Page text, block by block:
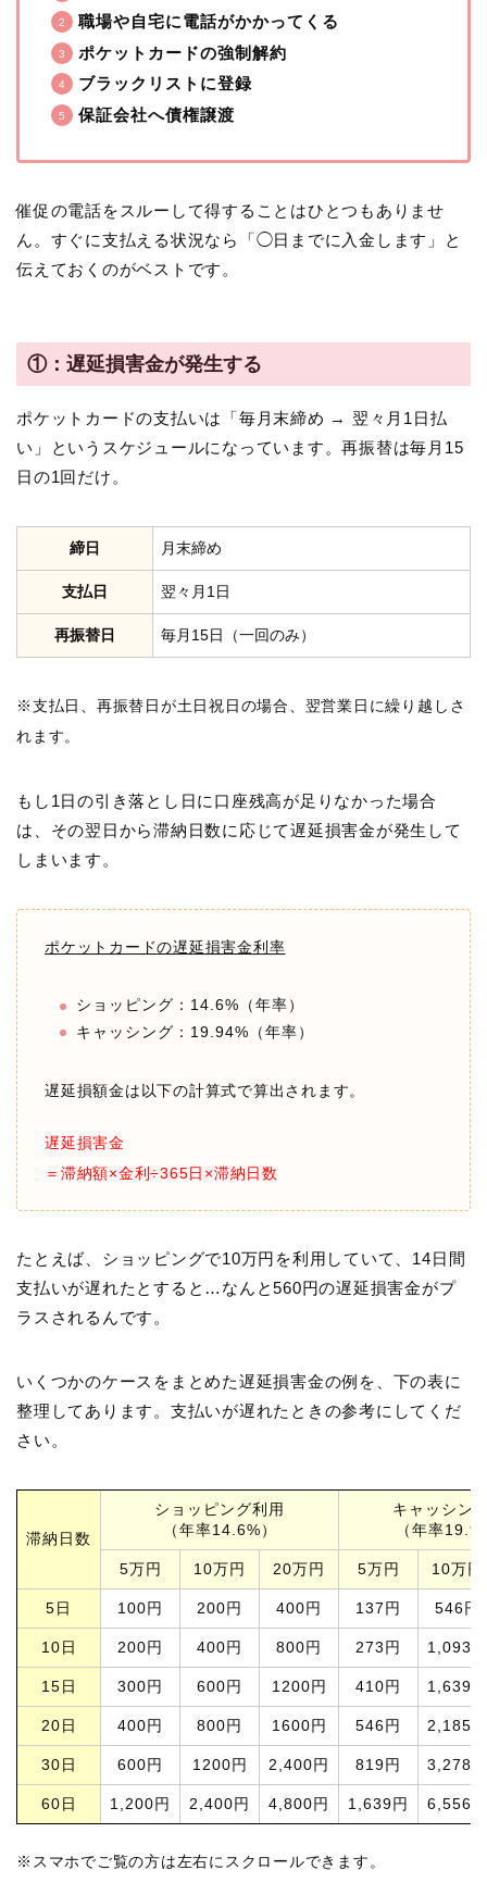
職場や自宅に電話がかかってくる
ポケットカードの強制解約
ブラックリストに登録
保証会社へ債権譲渡
催促の電話をスルーして得することはひとつもありませ
ん。すぐに支払える状況なら「◯日までに入金します」と
伝えておくのがベストです。
①：遅延損害金が発生する
ポケットカードの支払いは「毎月末締め → 翌々月1日払
い」というスケジュールになっています。再振替は毎月15
日の1回だけ。
締日 月末締め
支払日 翌々月1日
再振替日 毎月15日（一回のみ）
※支払日、再振替日が土日祝日の場合、翌営業日に繰り越しさ
れます。
もし1日の引き落とし日に口座残高が足りなかった場合
は、その翌日から滞納日数に応じて遅延損害金が発生して
しまいます。
ポケットカードの遅延損害金利率
ショッピング：14.6%（年率）
キャッシング：19.94%（年率）
遅延損額金は以下の計算式で算出されます。
遅延損害金
＝滞納額×金利÷365日×滞納日数
たとえば、ショッピングで10万円を利用していて、14日間
支払いが遅れたとすると…なんと560円の遅延損害金がプ
ラスされるんです。
いくつかのケースをまとめた遅延損害金の例を、下の表に
整理してあります。支払いが遅れたときの参考にしてくだ
さい。
滞納 日数
ショッピング利用
（年率14.6%）
キャッシン
（年率
5万円 10万円 20万円 5万円 10万円
5日 100円 200円 400円 137円 546円
10日 200円 400円 800円 273円 1,093円
15日 300円 600円 1200円 410円 1,639円
20日 400円 800円 1600円 546円 2,185円
30日 600円 1200円 2,400円 819円 3,278円
60日 1,200円 2,400円 4,800円 1,639円 6,556円
※スマホでご覧の方は左右にスクロールできます。